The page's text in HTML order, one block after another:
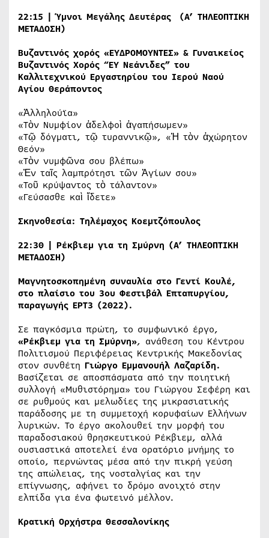
22:15 | Ύμνοι Μεγάλης Δευτέρας (A’ ΤΗΛΕΟΠΤΙΚΗ
ΜΕΤΑΔΟΣΗ)
Βυζαντινός χορός «ΕΥΔΡΟΜΟΥΝΤΕΣ» & Γυναικείος
Βυζαντινός Χορός “ΕΥ Νεάνιδες” του
Καλλιτεχνικού Εργαστηρίου του Ιερού Ναού
Αγίου Θεράποντος
«Ἀλληλούϊα»
«Τὸν Νυμφίον ἀδελφοὶ ἀγαπήσωμεν»
«Τῷ δόγματι, τῷ τυραννικῷ», «Ἡ τὸν ἀχώρητον
Θεόν»
«Τὸν νυμφῶνα σου βλέπω»
«Ἐν ταῖς λαμπρότησι τῶν Ἁγίων σου»
«Τοῦ κρύψαντος τὸ τάλαντον»
«Γεύσασθε καὶ ἴδετε»
Σκηνοθεσία: Τηλέμαχος Κοεμτζόπουλος
22:30 | Ρέκβιεμ για τη Σμύρνη (A’ ΤΗΛΕΟΠΤΙΚΗ
ΜΕΤΑΔΟΣΗ)
Μαγνητοσκοπημένη συναυλία στο Γεντί Κουλέ,
στο πλαίσιο του 3ου Φεστιβάλ Επταπυργίου,
παραγωγής ΕΡΤ3 (2022).
Σε παγκόσμια πρώτη, το συμφωνικό έργο,
«Ρέκβιεμ για τη Σμύρνη», ανάθεση του Κέντρου
Πολιτισμού Περιφέρειας Κεντρικής Μακεδονίας
στον συνθέτη Γιώργο Εμμανουήλ Λαζαρίδη.
Βασίζεται σε αποσπάσματα από την ποιητική
συλλογή «Μυθιστόρημα» του Γιώργου Σεφέρη και
σε ρυθμούς και μελωδίες της μικρασιατικής
παράδοσης με τη συμμετοχή κορυφαίων Ελλήνων
λυρικών. Το έργο ακολουθεί την μορφή του
παραδοσιακού θρησκευτικού Ρέκβιεμ, αλλά
ουσιαστικά αποτελεί ένα ορατόριο μνήμης το
οποίο, περνώντας μέσα από την πικρή γεύση
της απώλειας, της νοσταλγίας και την
επίγνωσης, αφήνει το δρόμο ανοιχτό στην
ελπίδα για ένα φωτεινό μέλλον.
Κρατική Ορχήστρα Θεσσαλονίκης